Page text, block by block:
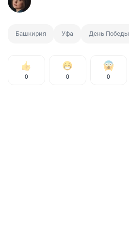
Башкирия Уфа День Победы
0 0 0